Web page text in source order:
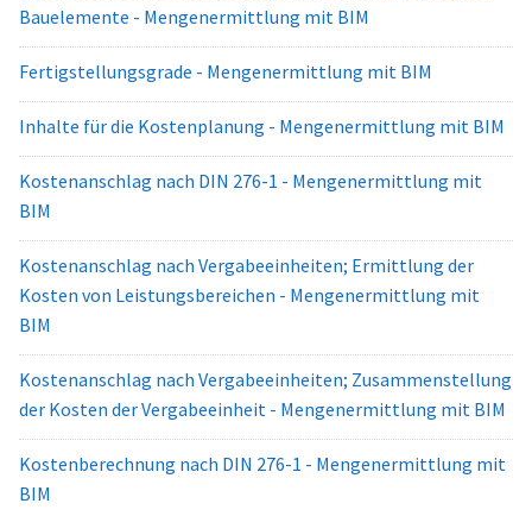
Bauelemente - Mengenermittlung mit BIM
Fertigstellungsgrade - Mengenermittlung mit BIM
Inhalte für die Kostenplanung - Mengenermittlung mit BIM
Kostenanschlag nach DIN 276-1 - Mengenermittlung mit
BIM
Kostenanschlag nach Vergabeeinheiten; Ermittlung der
Kosten von Leistungsbereichen - Mengenermittlung mit
BIM
Kostenanschlag nach Vergabeeinheiten; Zusammenstellung
der Kosten der Vergabeeinheit - Mengenermittlung mit BIM
Kostenberechnung nach DIN 276-1 - Mengenermittlung mit
BIM